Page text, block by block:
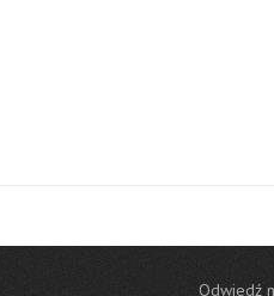
Odwiedź